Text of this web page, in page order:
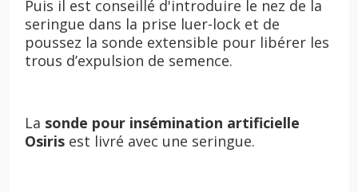
Puis il est conseillé d'introduire le nez de la
seringue dans la prise luer-lock et de
poussez la sonde extensible pour libérer les
trous d’expulsion de semence.
La sonde pour insémination artificielle
Osiris est livré avec une seringue.